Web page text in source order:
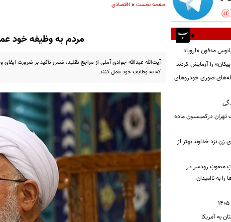
صفحه نخست» اقتصادی
مردم به وظیفه خود
آیت‌الله عبدالله جوادی آملی از مراجع تقلید، ضمن تأکید بر ضرورت
که به وظایف خود عمل کنند.
مدفون «اروپا»
را آزمایش کردند
صوری خودروهای
درکمیسیون ماده
نزد خداوند بهتر از
مبعوثِ رودسر در
به ناامیدان
به آمریکا